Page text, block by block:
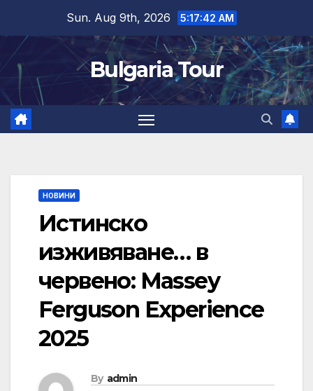
content
Sun. Aug 9th, 2026 5:17:44 AM
Bulgaria Tour
НОВИНИ
Истинско
изживяване… в
червено: Massey
Ferguson Experience
2025
By admin